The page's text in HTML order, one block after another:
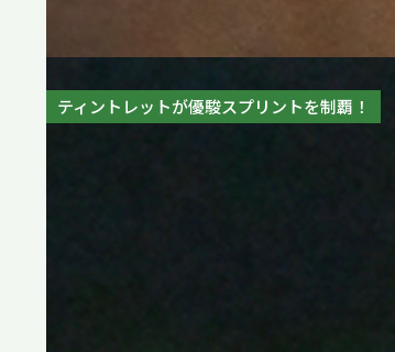
ロデオドライブがNHKマイルカップ(G1)を制覇